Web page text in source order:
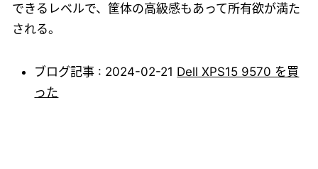
できるレベルで、筐体の高級感もあって所有欲が満た
される。
ブログ記事 : 2024-02-21 Dell XPS15 9570 を買
った